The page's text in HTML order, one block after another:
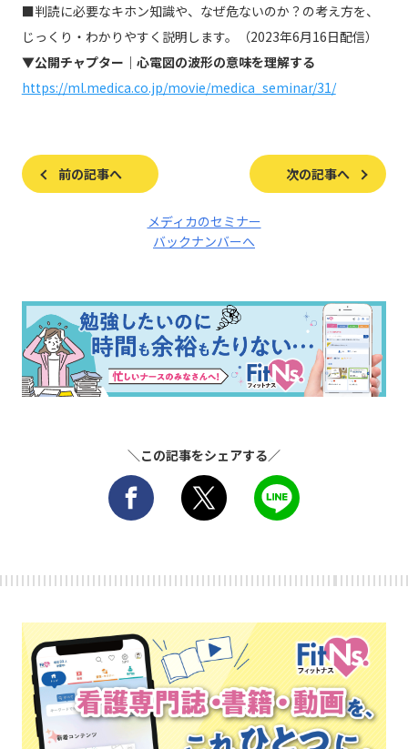
■判読に必要なキホン知識や、なぜ危ないのか？の考え方を、
じっくり・わかりやすく説明します。（2023年6月16日配信）
▼公開チャプター｜心電図の波形の意味を理解する
https://ml.medica.co.jp/movie/medica_seminar/31/
前の記事へ 次の記事へ
メディカのセミナー
バックナンバーへ
＼この記事をシェアする／